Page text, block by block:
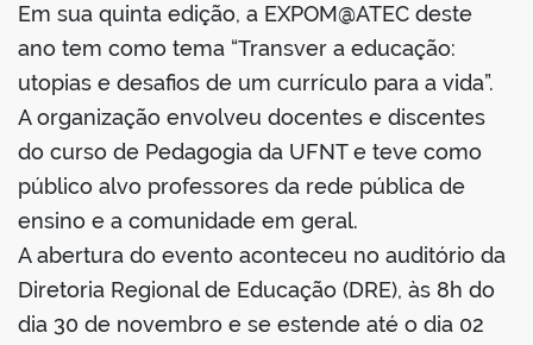
Em sua quinta edição, a EXPOM@ATEC deste
ano tem como tema “Transver a educação:
utopias e desafios de um currículo para a vida”.
A organização envolveu docentes e discentes
do curso de Pedagogia da UFNT e teve como
público alvo professores da rede pública de
ensino e a comunidade em geral.
A abertura do evento aconteceu no auditório da
Diretoria Regional de Educação (DRE), às 8h do
dia 30 de novembro e se estende até o dia 02